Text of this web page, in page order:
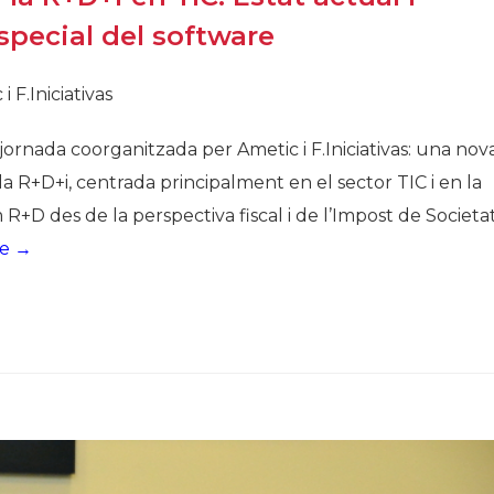
del software
F.Iniciativas
coorganitzada per Ametic i F.Iniciativas: una
R+D+i, centrada principalment en el sector TIC i en la
des de la perspectiva fiscal i de l’Impost de
→